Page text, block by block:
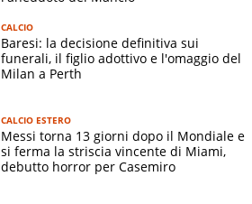
CALCIO
Baresi: la decisione definitiva sui
funerali, il figlio adottivo e l'omaggio del
Milan a Perth
CALCIO ESTERO
Messi torna 13 giorni dopo il Mondiale e
si ferma la striscia vincente di Miami,
debutto horror per Casemiro